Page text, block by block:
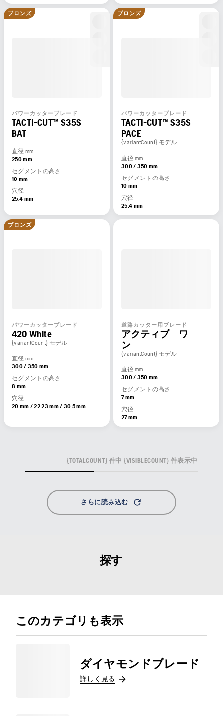
ブロンズ
パワーカッターブレード
TACTI-CUT™ S35S
BAT
直径 mm
250 mm
セグメントの高さ
10 mm
穴径
25.4 mm
ブロンズ
パワーカッターブレード
TACTI-CUT™ S35S
PACE
{variantCount} モデル
直径 mm
300 / 350 mm
セグメントの高さ
10 mm
穴径
25.4 mm
ブロンズ
パワーカッターブレード
420 White
{variantCount} モデル
直径 mm
300 / 350 mm
セグメントの高さ
8 mm
穴径
20 mm / 22.23 mm / 30.5 mm
道路カッター用ブレード
アクティブ ワ
ン
{variantCount} モデル
直径 mm
300 / 350 mm
セグメントの高さ
7 mm
穴径
27 mm
さらに読み込む
{TOTALCOUNT} 件中 {VISIBLECOUNT} 件表示中
探す
このカテゴリも表示
ダイヤモンドブレード
詳しく見る